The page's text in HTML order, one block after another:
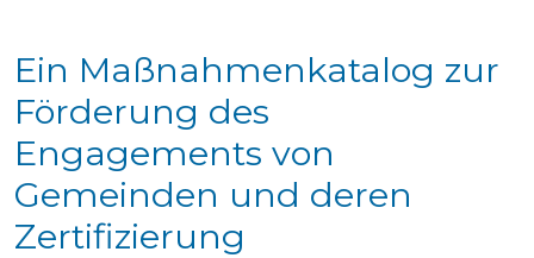
Ein Maßnahmenkatalog zur
Förderung des
Engagements von
Gemeinden und deren
Zertifizierung